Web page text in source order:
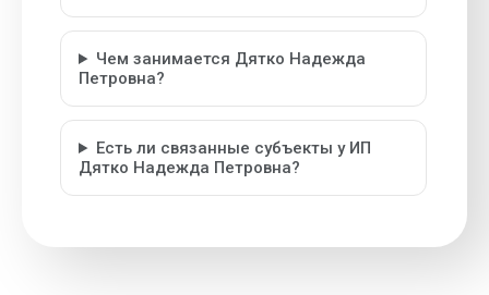
Чем занимается Дятко Надежда
Петровна?
Есть ли связанные субъекты у ИП
Дятко Надежда Петровна?